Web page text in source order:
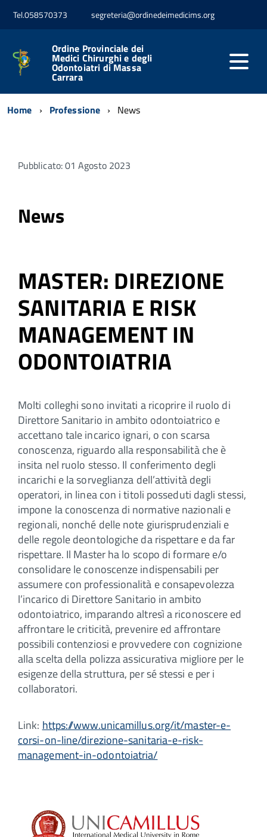
Tel.058570373 segreteria@ordinedeimedicims.org
Ordine Provinciale dei
Medici Chirurghi e degli
Odontoiatri di Massa
Carrara
Home Professione News
Pubblicato: 01 Agosto 2023
News
MASTER: DIREZIONE
SANITARIA E RISK
MANAGEMENT IN
ODONTOIATRIA
Molti colleghi sono invitati a ricoprire il ruolo di
Direttore Sanitario in ambito odontoiatrico e
accettano tale incarico ignari, o con scarsa
conoscenza, riguardo alla responsabilità che è
insita nel ruolo stesso. Il conferimento degli
incarichi e la sorveglianza dell’attività degli
operatori, in linea con i titoli posseduti dagli stessi,
impone la conoscenza di normative nazionali e
regionali, nonché delle note giurisprudenziali e
delle regole deontologiche da rispettare e da far
rispettare. Il Master ha lo scopo di formare e/o
consolidare le conoscenze indispensabili per
assumere con professionalità e consapevolezza
l’incarico di Direttore Sanitario in ambito
odontoiatrico, imparando altresì a riconoscere ed
affrontare le criticità, prevenire ed affrontare
possibili contenziosi e provvedere con cognizione
alla scelta della polizza assicurativa migliore per le
esigenze della struttura, per sé stessi e per i
collaboratori.
Link: https://www.unicamillus.org/it/master-e-
corsi-on-line/direzione-sanitaria-e-risk-
management-in-odontoiatria/